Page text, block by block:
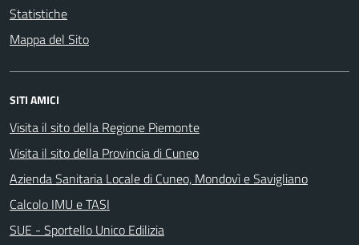
Statistiche
Mappa del Sito
SITI AMICI
Visita il sito della Regione Piemonte
Visita il sito della Provincia di Cuneo
Azienda Sanitaria Locale di Cuneo, Mondovì e Savigliano
Calcolo IMU e TASI
SUE - Sportello Unico Edilizia